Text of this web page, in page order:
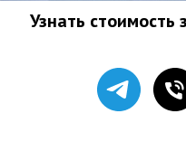
Узнать